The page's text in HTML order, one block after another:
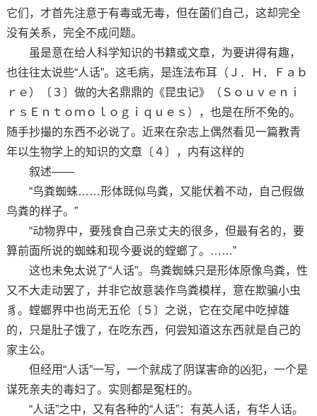
它们，才首先注意于有毒或无毒，但在菌们自己，这却完全
没有关系，完全不成问题。
虽是意在给人科学知识的书籍或文章，为要讲得有趣，
也往往太说些“人话”。这毛病，是连法布耳（Ｊ．Ｈ．Ｆａｂ
ｒｅ）〔３〕做的大名鼎鼎的《昆虫记》（Ｓｏｕｖｅｎｉ
ｒｓＥｎｔｏｍｏｌｏｇｉｑｕｅｓ），也是在所不免的。
随手抄撮的东西不必说了。近来在杂志上偶然看见一篇教青
年以生物学上的知识的文章〔４〕，内有这样的
叙述——
“鸟粪蜘蛛……形体既似鸟粪，又能伏着不动，自己假做
鸟粪的样子。”
“动物界中，要残食自己亲丈夫的很多，但最有名的，要
算前面所说的蜘蛛和现今要说的螳螂了。……”
这也未免太说了“人话”。鸟粪蜘蛛只是形体原像鸟粪，性
又不大走动罢了，并非它故意装作鸟粪模样，意在欺骗小虫
豸。螳螂界中也尚无五伦〔５〕之说，它在交尾中吃掉雄
的，只是肚子饿了，在吃东西，何尝知道这东西就是自己的
家主公。
但经用“人话”一写，一个就成了阴谋害命的凶犯，一个是
谋死亲夫的毒妇了。实则都是冤枉的。
“人话”之中，又有各种的“人话”：有英人话，有华人话。